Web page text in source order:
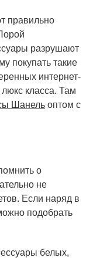
правильно
разрушают
покупать такие
интернет-
класса. Там
Шанель оптом с
о
не
Если наряд в
подобрать
белых,